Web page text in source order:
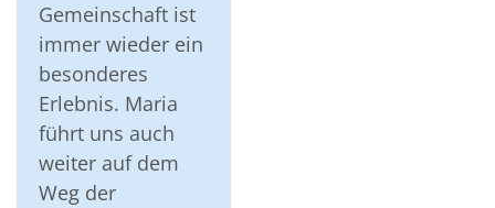
Gemeinschaft ist
immer wieder ein
besonderes
Erlebnis. Maria
führt uns auch
weiter auf dem
Weg der